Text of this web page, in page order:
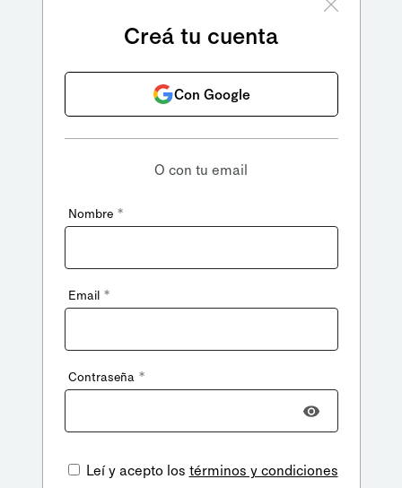
Creá tu cuenta
Con Google
O con tu email
Nombre *
Email *
Contraseña *
Leí y acepto los términos y condiciones